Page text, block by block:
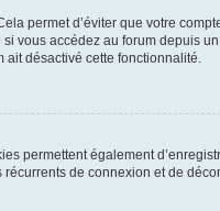
permet d’éviter que votre
vous accédez au forum depuis
ait désactivé cette fonctionnalité.
permettent également
de connexion et de